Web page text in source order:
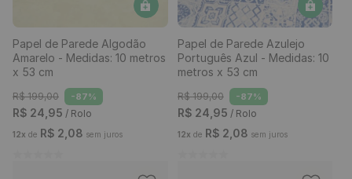
Papel de Parede Algodão
Amarelo - Medidas: 10 metros
x 53 cm
R$ 199,00 -87%
R$ 24 95 / Rolo
12x de R$ 2 08 sem juros
Papel de Parede Azulejo
Português Azul - Medidas: 10
metros x 53 cm
R$ 199,00 -87%
R$ 24 95 / Rolo
12x de R$ 2 08 sem juros